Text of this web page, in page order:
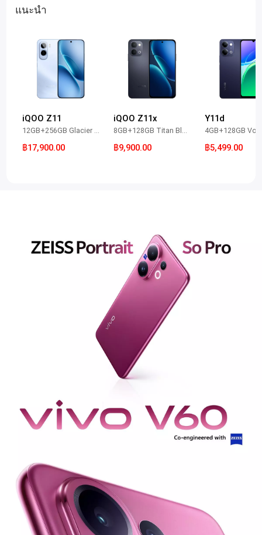
แนะนำ
iQOO Z11
฿17,900.00
iQOO Z11x
฿9,900.00
Y11d
฿5,499.00